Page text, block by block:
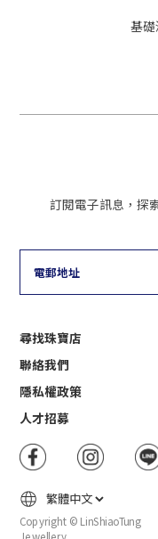
基
訂閱電子訊息，探
尋找珠寶店
聯絡我們
隱私權政策
人才招募
Copyright © LinShiaoTung
Jewellery